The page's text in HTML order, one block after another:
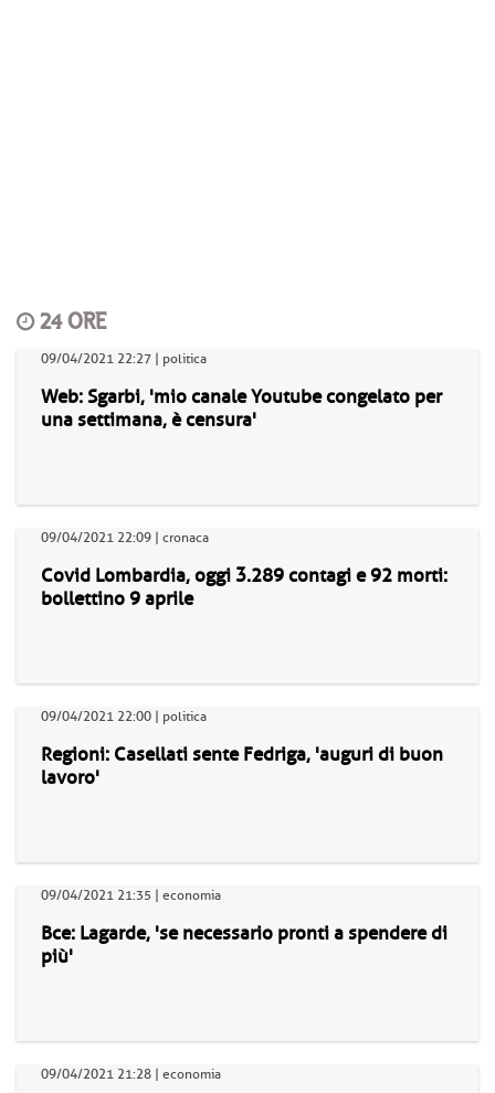
24 ORE
09/04/2021 22:27 | politica
Web: Sgarbi, 'mio canale Youtube congelato per
una settimana, è censura'
09/04/2021 22:09 | cronaca
Covid Lombardia, oggi 3.289 contagi e 92 morti:
bollettino 9 aprile
09/04/2021 22:00 | politica
Regioni: Casellati sente Fedriga, 'auguri di buon
lavoro'
09/04/2021 21:35 | economia
Bce: Lagarde, 'se necessario pronti a spendere di
più'
09/04/2021 21:28 | economia